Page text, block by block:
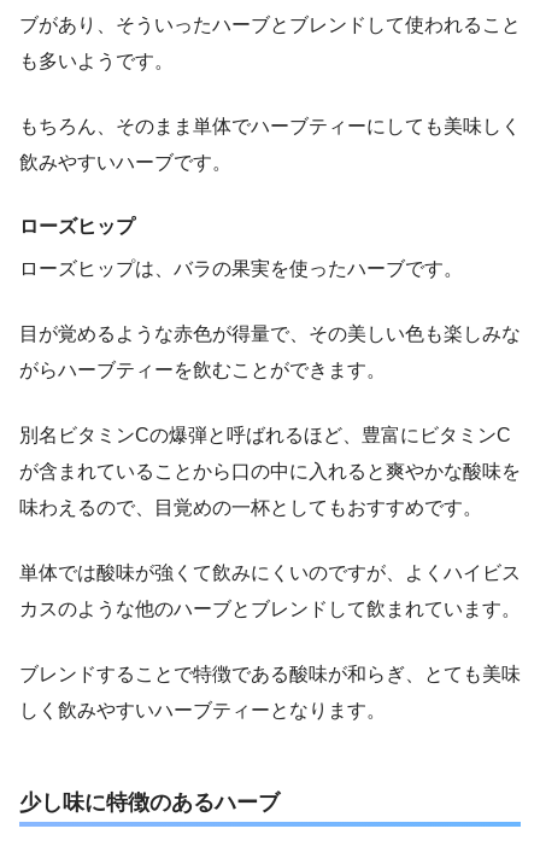
ブがあり、そういったハーブとブレンドして使われること
も多いようです。
もちろん、そのまま単体でハーブティーにしても美味しく
飲みやすいハーブです。
ローズヒップ
ローズヒップは、バラの果実を使ったハーブです。
目が覚めるような赤色が得量で、その美しい色も楽しみな
がらハーブティーを飲むことができます。
別名ビタミンCの爆弾と呼ばれるほど、豊富にビタミンC
が含まれていることから口の中に入れると爽やかな酸味を
味わえるので、目覚めの一杯としてもおすすめです。
単体では酸味が強くて飲みにくいのですが、よくハイビス
カスのような他のハーブとブレンドして飲まれています。
ブレンドすることで特徴である酸味が和らぎ、とても美味
しく飲みやすいハーブティーとなります。
少し味に特徴のあるハーブ